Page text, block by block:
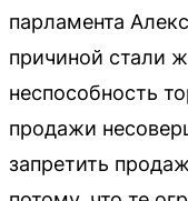
парламента
причиной стали
неспособность
продажи
запретить